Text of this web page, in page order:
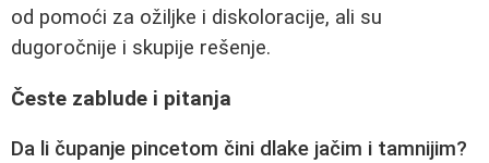
od pomoći za ožiljke i diskoloracije, ali su
dugoročnije i skupije rešenje.
Česte zablude i pitanja
Da li čupanje pincetom čini dlake jačim i tamnijim?